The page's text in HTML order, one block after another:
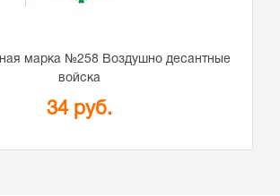
марка №258 Воздушно десантные
войска
34 руб.